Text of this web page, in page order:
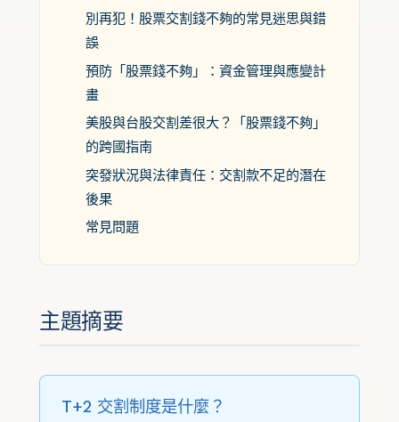
別再犯！股票交割錢不夠的常見迷思與錯
誤
預防「股票錢不夠」：資金管理與應變計
畫
美股與台股交割差很大？「股票錢不夠」
的跨國指南
突發狀況與法律責任：交割款不足的潛在
後果
常見問題
主題摘要
T+2 交割制度是什麼？